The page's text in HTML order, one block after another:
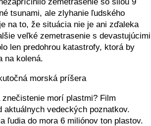
tsunami, ale zlyhanie ľudského
na to, že situácia nie je ani zďaleka
veľké zemetrasenie s devastujúcimi
len predohrou katastrofy, ktorá by
na kolená.
morská príšera
morí plastmi? Film
aktuálnych vedeckých poznatkov.
ľudia do mora 6 miliónov ton plastov.